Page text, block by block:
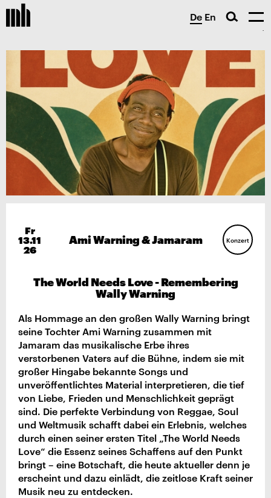
De En
Fr
13.11
26
Ami Warning & Jamaram Konzert
The World Needs Love - Remembering
Wally Warning
Als Hommage an den großen Wally Warning bringt
seine Tochter Ami Warning zusammen mit
Jamaram das musikalische Erbe ihres
verstorbenen Vaters auf die Bühne, indem sie mit
großer Hingabe bekannte Songs und
unveröffentlichtes Material interpretieren, die tief
von Liebe, Frieden und Menschlichkeit geprägt
sind. Die perfekte Verbindung von Reggae, Soul
und Weltmusik schafft dabei ein Erlebnis, welches
durch einen seiner ersten Titel „The World Needs
Love“ die Essenz seines Schaffens auf den Punkt
bringt – eine Botschaft, die heute aktueller denn je
erscheint und dazu einlädt, die zeitlose Kraft seiner
Musik neu zu entdecken.